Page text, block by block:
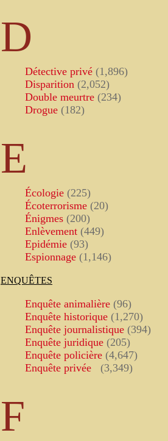
D
Détective privé (1,896)
Disparition (2,052)
Double meurtre (234)
Drogue (182)
E
Écologie (225)
Écoterrorisme (20)
Énigmes (200)
Enlèvement (449)
Epidémie (93)
Espionnage (1,146)
ENQUÊTES
Enquête animalière (96)
Enquête historique (1,270)
Enquête journalistique (394)
Enquête juridique (205)
Enquête policière (4,647)
Enquête privée
(3,349)
F